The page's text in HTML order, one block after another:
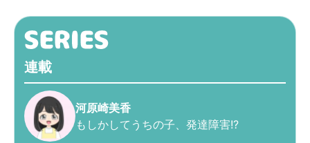
連載
河原崎美香
もしかしてうちの子、発達障害!?